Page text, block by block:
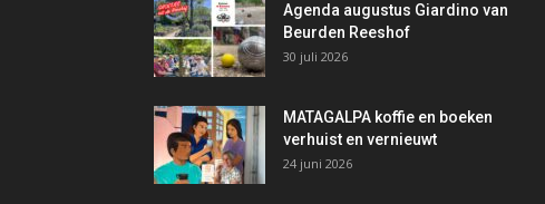
Agenda augustus Giardino van
Beurden Reeshof
30 juli 2026
MATAGALPA koffie en boeken
verhuist en vernieuwt
24 juni 2026